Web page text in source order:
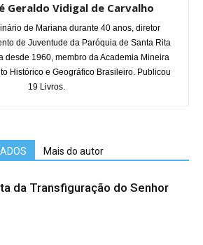
Geraldo Vidigal de Carvalho
de Mariana durante 40 anos, diretor
de Juventude da Paróquia de Santa Rita
desde 1960, membro da Academia Mineira
Histórico e Geográfico Brasileiro. Publicou
19 Livros.
Mais do autor
da Transfiguração do Senhor